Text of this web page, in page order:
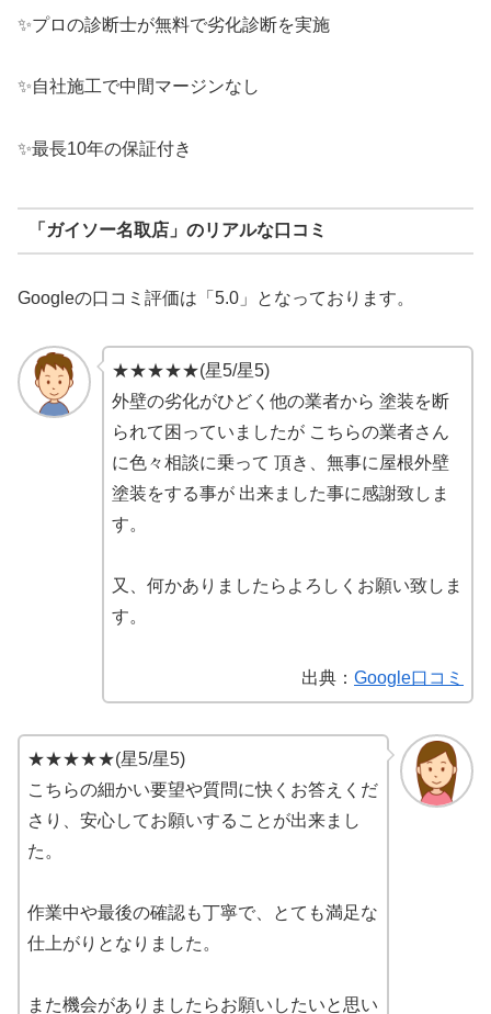
✨プロの診断士が無料で劣化診断を実施
✨自社施工で中間マージンなし
✨最長10年の保証付き
「ガイソー名取店」のリアルな口コミ
Googleの口コミ評価は「5.0」となっております。
★★★★★(星5/星5)
外壁の劣化がひどく他の業者から 塗装を断
られて困っていましたが こちらの業者さん
に色々相談に乗って 頂き、無事に屋根外壁
塗装をする事が 出来ました事に感謝致しま
す。
又、何かありましたらよろしくお願い致しま
す。
出典： Google口コミ
★★★★★(星5/星5)
こちらの細かい要望や質問に快くお答えくだ
さり、安心してお願いすることが出来まし
た。
作業中や最後の確認も丁寧で、とても満足な
仕上がりとなりました。
また機会がありましたらお願いしたいと思い